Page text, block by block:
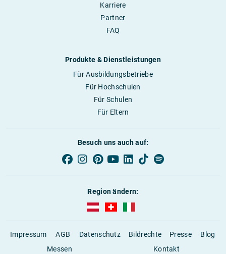
Karriere
Partner
FAQ
Produkte & Dienstleistungen
Für Ausbildungsbetriebe
Für Hochschulen
Für Schulen
Für Eltern
Besuch uns auch auf:
Region ändern:
AUBI-plus Österreich (deutsch)
Impressum AGB Datenschutz Bildrechte Presse
Blog
Messen
Kontakt